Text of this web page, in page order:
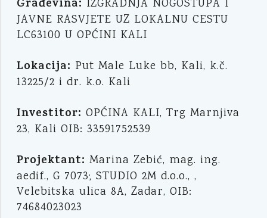
Građevina: IZGRADNJA NOGOSTUPA I
JAVNE RASVJETE UZ LOKALNU CESTU
LC63100 U OPĆINI KALI
Lokacija: Put Male Luke bb, Kali, k.č.
13225/2 i dr. k.o. Kali
Investitor: OPĆINA KALI, Trg Marnjiva
23, Kali OIB: 33591752539
Projektant: Marina Zebić, mag. ing.
aedif., G 7073; STUDIO 2M d.o.o., ,
Velebitska ulica 8A, Zadar, OIB:
74684023023